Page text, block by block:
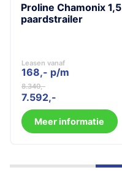
Proline Chamonix 1,5
paardstrailer
Leasen vanaf
168,- p/m
8.340
Oorspronkelijke
prijs
was:
8.340.
7.592
Huidige
prijs
is:
7.592.
Meer informatie